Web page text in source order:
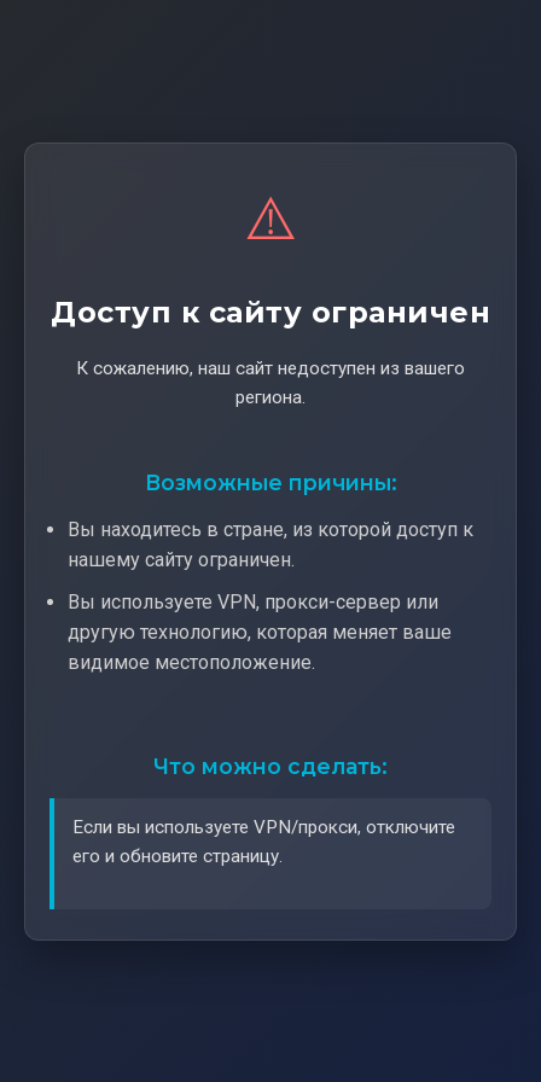
⚠️
Доступ к сайту ограничен
К сожалению, наш сайт недоступен из вашего
региона.
Возможные причины:
Вы находитесь в стране, из которой доступ к
нашему сайту ограничен.
Вы используете VPN, прокси-сервер или
другую технологию, которая меняет ваше
видимое местоположение.
Что можно сделать:
Если вы используете VPN/прокси, отключите
его и обновите страницу.